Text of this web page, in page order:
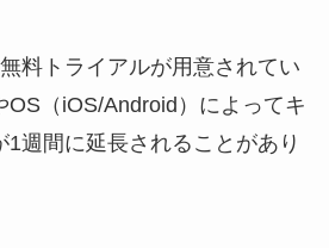
料トライアルが用意されてい
OS（iOS/Android）によってキ
1週間に延長されることがあり